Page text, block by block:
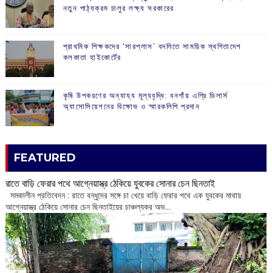
নতুন পাঠ্যক্রম চালুর লক্ষ্য সরকারের
প্রাথমিক শিক্ষকদের ‘সারপ্লাস’ বদলিতে সাময়িক স্থগিতাদেশ
কলকাতা হাইকোর্টের
কৃষি উপকরণের অন্যায্য মূল্যবৃদ্ধি: বনগাঁয় এগ্রি ডিলার্স
অ্যাসোসিয়েশনের বিক্ষোভ ও স্মারকলিপি প্রদান
FEATURED
রাতে বাড়ি ফেরার পথে আগ্নেয়াস্ত্র ঠেকিয়ে যুবকের সোনার চেন ছিনতাই
সমকালীন প্রতিবেদন : রাতে বন্ধুদের সঙ্গে চা খেয়ে বাড়ি ফেরার পথে এক যুবকের মাথায়
আগ্নেয়াস্ত্র ঠেকিয়ে সোনার চেন ছিনতাইয়ের চাঞ্চল্যকর অভ...